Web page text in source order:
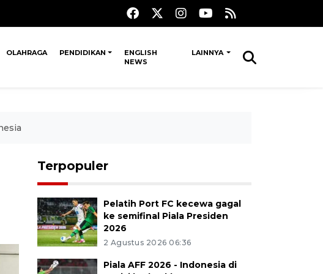
OLAHRAGA PENDIDIKAN
ENGLISH
NEWS
LAINNYA
Terpopuler
Pelatih Port FC kecewa gagal
ke semifinal Piala Presiden
2026
2 Agustus 2026 06:36
Piala AFF 2026 - Indonesia di